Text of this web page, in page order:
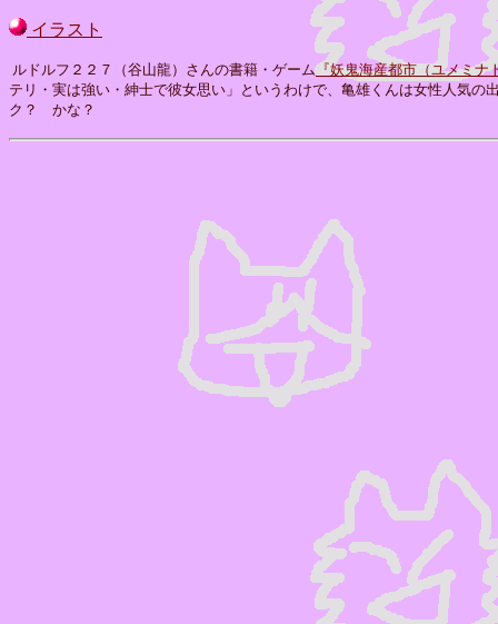
イラスト
ルドルフ２２７（谷山龍）さんの書籍・ゲーム『妖鬼海産都市（ユメミナ
テリ・実は強い・紳士で彼女思い」というわけで、亀雄くんは女性人気
ク？ かな？